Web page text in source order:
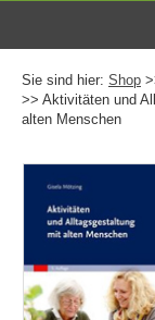
Sie sind hier: Shop
>> Aktivitäten und
alten Menschen